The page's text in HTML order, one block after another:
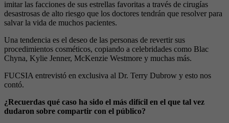
imitar las facciones de sus estrellas favoritas a través de cirugías
desastrosas de alto riesgo que los doctores tendrán que resolver para
salvar la vida de muchos pacientes.
Una tendencia es el deseo de las personas de revertir sus
procedimientos cosméticos, copiando a celebridades como Blac
Chyna, Kylie Jenner, McKenzie Westmore y muchas más.
FUCSIA entrevistó en exclusiva al Dr. Terry Dubrow y esto nos
contó.
¿Recuerdas qué caso ha sido el más difícil en el que tal vez
dudaron sobre compartir con el público?